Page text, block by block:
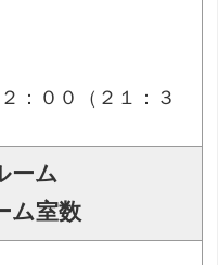
：００（２１：３
ーム
ム室数